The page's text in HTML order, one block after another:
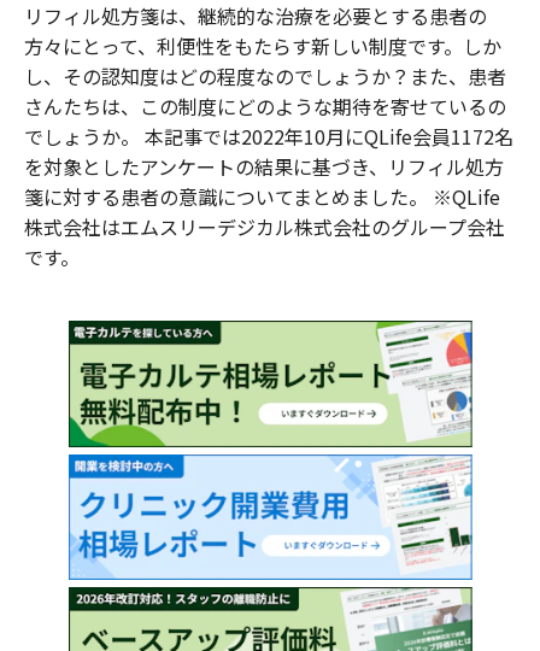
リフィル処方箋は、継続的な治療を必要とする患者の
方々にとって、利便性をもたらす新しい制度です。しか
し、その認知度はどの程度なのでしょうか？また、患者
さんたちは、この制度にどのような期待を寄せているの
でしょうか。 本記事では2022年10月にQLife会員1172名
を対象としたアンケートの結果に基づき、リフィル処方
箋に対する患者の意識についてまとめました。 ※QLife
株式会社はエムスリーデジカル株式会社のグループ会社
です。